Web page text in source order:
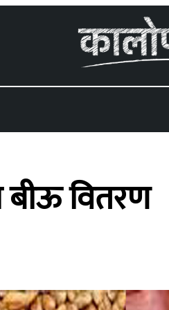
बीऊ वितरण